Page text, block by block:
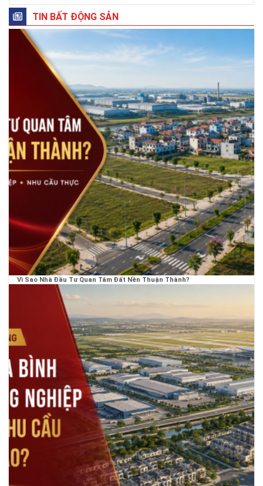
TIN BẤT ĐỘNG SẢN
Vì Sao Nhà Đầu Tư Quan Tâm Đất Nền Thuận Thành?